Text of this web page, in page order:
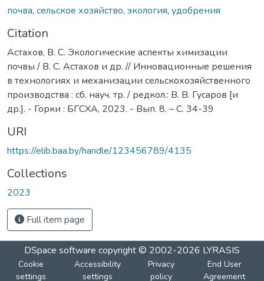
почва, сельское хозяйство, экология, удобрения
Citation
Астахов, В. С. Экологические аспекты химизации
почвы / В. С. Астахов и др. // Инновационные решения
в технологиях и механизации сельскохозяйственного
производства : сб. науч. тр. / редкол.: В. В. Гусаров [и
др.]. - Горки : БГСХА, 2023. - Вып. 8. – С. 34-39
URI
https://elib.baa.by/handle/123456789/4135
Collections
2023
Full item page
DSpace software copyright © 2002-2026 LYRASIS
Cookie
settings
Accessibility
settings
Privacy
policy
End User
Agreement